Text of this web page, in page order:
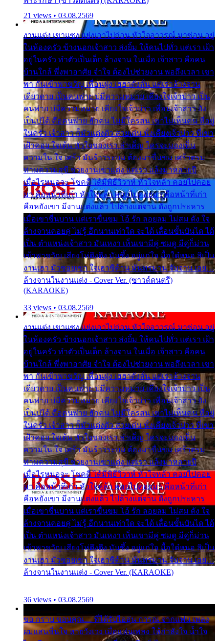
21 views • 03.08.2569
งานแต่ง เขาแซง แย่งเอาไปก่อน หัวใจอาวรณ์ มาซ่อน อยู่
ในห้องครัว ข้างนอกเจ้าสาว ส่งยิ้ม ให้คนไปทั่ว แต่เรา เฝ้า
อยู่ในครัว ทำตัวเป็นเด็ก ล้างจาน ในเมื่อ เจ้าสาว คือคน
บ้านใกล้ พึ่งพาอาศัย จำใจ ต้องไปช่วยงาน พอถึงเวลา เขา
พา กันเข้าพาขวัญ เพื่อนฝูง เฮฮาดังลั่น แต่เราล้างจาน
เดียวดาย เป็นคนพ่าย บ่มีความหมาย เคียงใจเจ้าบ่าว เป็น
คนพ่าย บ่มีความหมาย เคียงใจเจ้าบ่าว เพื่อนเจ้าสาว ยัง
เป็นบ่ได้ คือคนพ่าย ฮักคน ไม่มีใครสน เขาไม่เห็นคน ที่อยู่
ในครัว เจ้าสาว ก็มัวแต่งตัว สวยเด่น นั่งเคียงเจ้าบ่าว ที่เขา
เฝ้าคอย ใจเต้น หัวใจของเรา ลำเค็ญ ใครจะมองเห็น
ความใน ใจ เศร้า มันร้าวระบม ต้องมาขื่นขม เศร้าตรม
ท่ามความสุขี ช่วยงานเขาแต่ง แต่เรา แล้งมาหลายปี
เมื่อไรหนอจะ โชคดี ได้มีพิธีวิวาห์ หัวใจหล้า คอยไปคอย
มา คือหน้าที่เก่า หัวใจหล้า คอยไปคอยมา คือหน้าที่เก่า
คือหยังเขา มีงานแต่งแล้ว ไปล้างแต่จาน ดั่งถูกประหาร
เมื่อเขาชื่นบาน แต่เราขื่นขม โอ้ รัก ลอยลม ไม่สม ดัง ใจ
ล้างจานคอยคู่ ไม่รู้ อีกนานเท่าใด จะได้ เลื่อนขั้นบันได ได้
เป็น ตำแหน่งเจ้าสาว มันเหงา เห็นเขามีคู่ ซมดู มีคู่ก็ม่วน
เข้าพาขวัญ เสียงโห่ตึงตึง มันซึ้ง อยู่แก่ใจ มื้อใด๋หนอ สิเป็น
งานเฮา มัวซอยเขา ใจเฮาซิด้าน มันทรมาน จับจาน เอย…
ล้างจานในงานแต่ง - Cover Ver. (ซาวด์ดนตรี)
(KARAOKE)
33 views • 03.08.2569
งานแต่ง เขาแซง แย่งเอาไปก่อน หัวใจอาวรณ์ มาซ่อน อยู่
ในห้องครัว ข้างนอกเจ้าสาว ส่งยิ้ม ให้คนไปทั่ว แต่เรา เฝ้า
อยู่ในครัว ทำตัวเป็นเด็ก ล้างจาน ในเมื่อ เจ้าสาว คือคน
บ้านใกล้ พึ่งพาอาศัย จำใจ ต้องไปช่วยงาน พอถึงเวลา เขา
พา กันเข้าพาขวัญ เพื่อนฝูง เฮฮาดังลั่น แต่เราล้างจาน
เดียวดาย เป็นคนพ่าย บ่มีความหมาย เคียงใจเจ้าบ่าว เป็น
คนพ่าย บ่มีความหมาย เคียงใจเจ้าบ่าว เพื่อนเจ้าสาว ยัง
เป็นบ่ได้ คือคนพ่าย ฮักคน ไม่มีใครสน เขาไม่เห็นคน ที่อยู่
ในครัว เจ้าสาว ก็มัวแต่งตัว สวยเด่น นั่งเคียงเจ้าบ่าว ที่เขา
เฝ้าคอย ใจเต้น หัวใจของเรา ลำเค็ญ ใครจะมองเห็น
ความใน ใจ เศร้า มันร้าวระบม ต้องมาขื่นขม เศร้าตรม
ท่ามความสุขี ช่วยงานเขาแต่ง แต่เรา แล้งมาหลายปี
เมื่อไรหนอจะ โชคดี ได้มีพิธีวิวาห์ หัวใจหล้า คอยไปคอย
มา คือหน้าที่เก่า หัวใจหล้า คอยไปคอยมา คือหน้าที่เก่า
คือหยังเขา มีงานแต่งแล้ว ไปล้างแต่จาน ดั่งถูกประหาร
เมื่อเขาชื่นบาน แต่เราขื่นขม โอ้ รัก ลอยลม ไม่สม ดัง ใจ
ล้างจานคอยคู่ ไม่รู้ อีกนานเท่าใด จะได้ เลื่อนขั้นบันได ได้
เป็น ตำแหน่งเจ้าสาว มันเหงา เห็นเขามีคู่ ซมดู มีคู่ก็ม่วน
เข้าพาขวัญ เสียงโห่ตึงตึง มันซึ้ง อยู่แก่ใจ มื้อใด๋หนอ สิเป็น
งานเฮา มัวซอยเขา ใจเฮาซิด้าน มันทรมาน จับจาน เอย…
ล้างจานในงานแต่ง - Cover Ver. (KARAOKE)
36 views • 03.08.2569
ขอ กราบ ขอบคุณ.... ที่ได้รับไออุ่น การุณ จากแฟน เพลง
ผมแสนชื่นใจ หายวังเวง เมื่อแฟนเพลง ให้กำลังใจ น้ำใจ